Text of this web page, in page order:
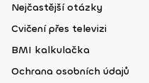
Nejčastější otázky
Cvičení přes televizi
BMI kalkulačka
Ochrana osobních údajů